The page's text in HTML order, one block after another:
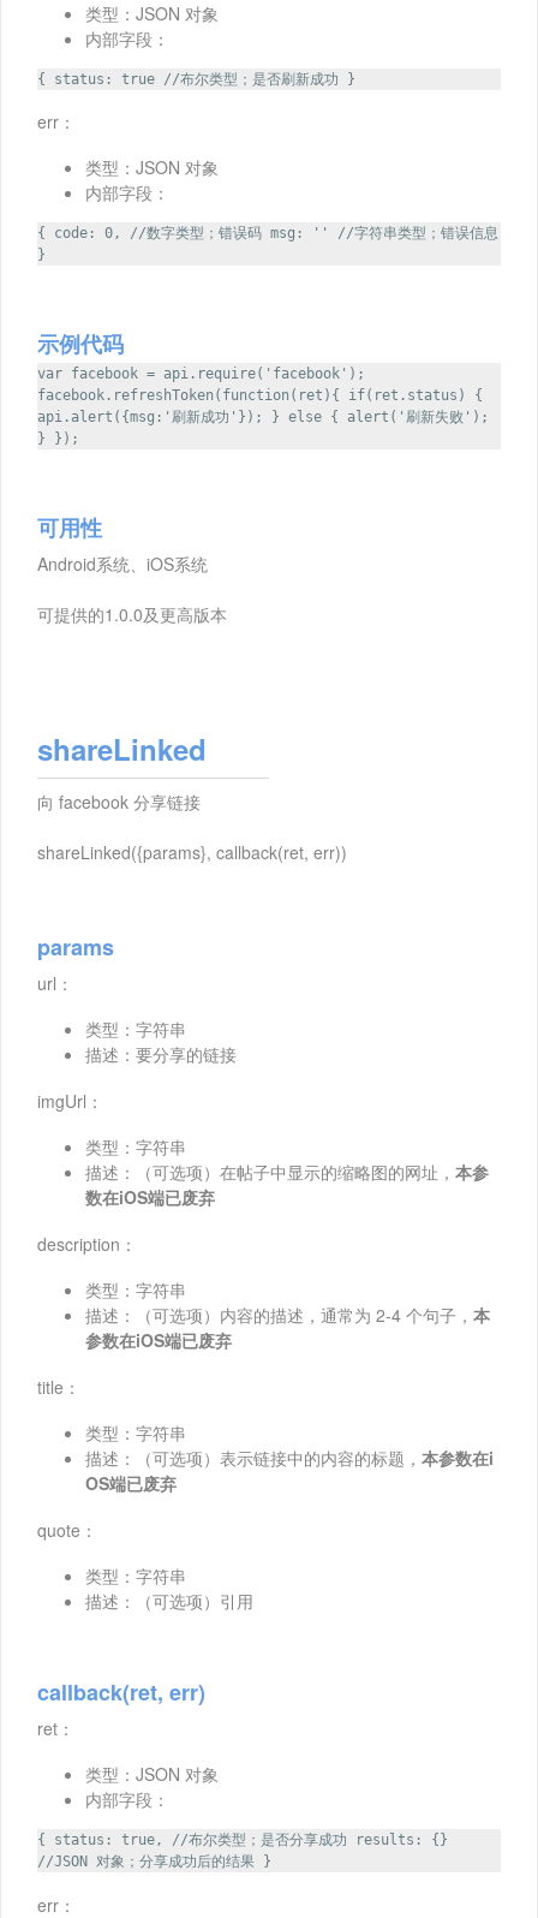
类型：JSON 对象
内部字段：
{ status: true //布尔类型；是否刷新成功 }
err：
类型：JSON 对象
内部字段：
{ code: 0, //数字类型；错误码 msg: '' //字符串类型；错误信息
}
示例代码
var facebook = api.require('facebook');
facebook.refreshToken(function(ret){ if(ret.status) {
api.alert({msg:'刷新成功'}); } else { alert('刷新失败');
} });
可用性
Android系统、iOS系统
可提供的1.0.0及更高版本
shareLinked
向 facebook 分享链接
shareLinked({params}, callback(ret, err))
params
url：
类型：字符串
描述：要分享的链接
imgUrl：
类型：字符串
描述：（可选项）在帖子中显示的缩略图的网址， 本参
数在iOS端已废弃
description：
类型：字符串
描述：（可选项）内容的描述，通常为 2-4 个句子， 本
参数在iOS端已废弃
title：
类型：字符串
描述：（可选项）表示链接中的内容的标题， 本参数在i
OS端已废弃
quote：
类型：字符串
描述：（可选项）引用
callback(ret, err)
ret：
类型：JSON 对象
内部字段：
{ status: true, //布尔类型；是否分享成功 results: {}
//JSON 对象；分享成功后的结果 }
err：